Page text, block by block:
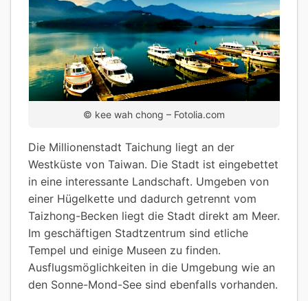
© kee wah chong – Fotolia.com
Die Millionenstadt Taichung liegt an der
Westküste von Taiwan. Die Stadt ist eingebettet
in eine interessante Landschaft. Umgeben von
einer Hügelkette und dadurch getrennt vom
Taizhong-Becken liegt die Stadt direkt am Meer.
Im geschäftigen Stadtzentrum sind etliche
Tempel und einige Museen zu finden.
Ausflugsmöglichkeiten in die Umgebung wie an
den Sonne-Mond-See sind ebenfalls vorhanden.